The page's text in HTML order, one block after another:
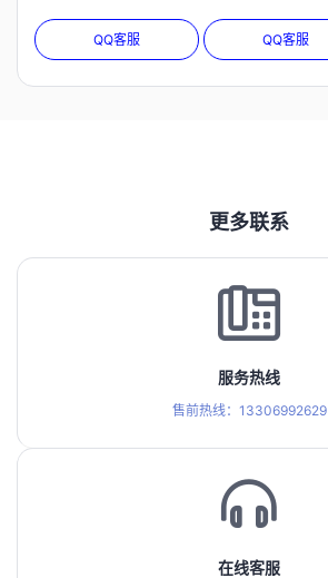
QQ客服 QQ客服
更多联系
服务热线
售前热线：13306992629
在线客服